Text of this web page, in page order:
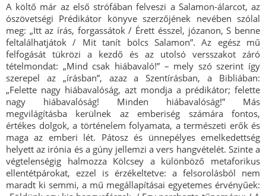
A költő már az első strófában felveszi a Salamon-álarcot, az
ószövetségi Prédikátor könyve szerzőjének nevében szólal
meg: „Itt az írás, forgassátok / Érett ésszel, józanon, S benne
feltalálhatjátok / Mit tanít bölcs Salamon”. Az egész mű
felfogását tükrözi a kezdő és az utolsó versszakot záró
tételmondat: „Mind csak hiábavaló!” – mely szó szerint így
szerepel az „írásban”, azaz a Szentírásban, a Bibliában:
„Felette nagy hiábavalóság, azt mondja a prédikátor; felette
nagy hiábavalóság! Minden hiábavalóság!” Más
megvilágításba kerülnek az emberiség számára fontos,
értékes dolgok, a történelem folyamata, a természeti erők és
maga az emberi lét. Pátosz és ünnepélyes emelkedettség
helyett az irónia és a gúny jellemzi a vers hangvételét. Szinte a
végtelenségig halmozza Kölcsey a különböző metaforikus
ellentétpárokat, ezzel is érzékeltetve: a felsorolásból nem
maradt ki semmi, a mű megállapításai egyetemes érvényűek: